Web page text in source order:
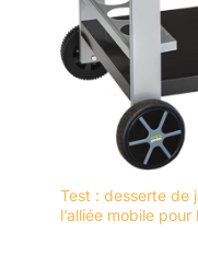
Test : desserte de
l’alliée mobile